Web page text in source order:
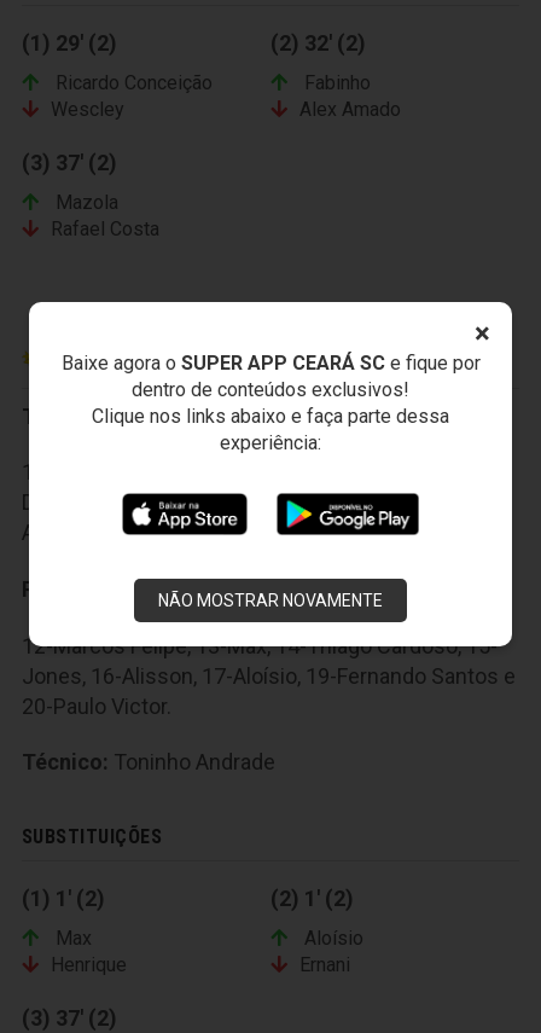
×
Baixe agora o SUPER APP CEARÁ SCe fique por
dentro de conteúdos exclusivos!
Clique nos links abaixo e faça parte dessa
experiência:
NÃO MOSTRAR NOVAMENTE
(1) 29' (2)
Ricardo Conceição
Wescley
(2) 32' (2)
Fabinho
Alex Amado
(3) 37' (2)
Mazola
Rafael Costa
MACAÉ ESPORTE FUTEBOL CLUBE
Titulares:
1-Rafael, 2-Henrique, 3-Ramon, 4-Renato Santos, 5-
Dos Santos, 6-Diego, 7-Pipico, 8-Juninho, 9-
Anselmo, 10-Everson e 11-Ernani.
Reservas:
12-Marcos Felipe, 13-Max, 14-Thiago Cardoso, 15-
Jones, 16-Alisson, 17-Aloísio, 19-Fernando Santos e
20-Paulo Victor.
Técnico: Toninho Andrade
SUBSTITUIÇÕES
(1) 1' (2)
Max
Henrique
(2) 1' (2)
Aloísio
Ernani
(3) 37' (2)